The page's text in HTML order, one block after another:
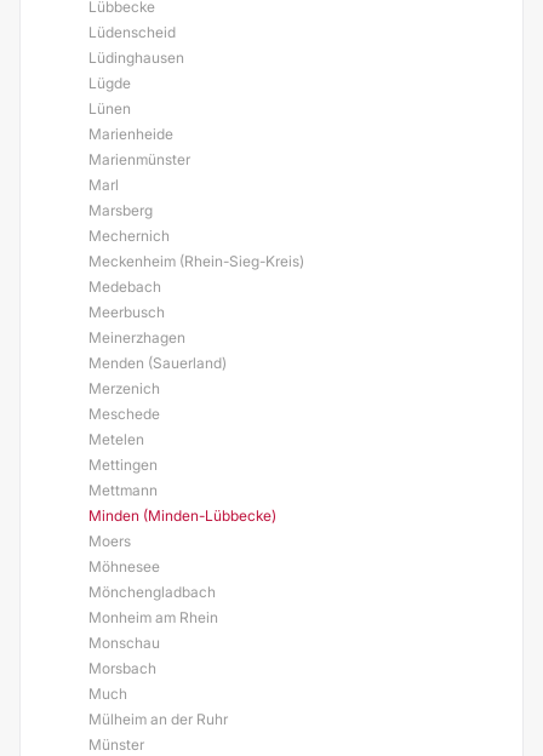
Lübbecke
Lüdenscheid
Lüdinghausen
Lügde
Lünen
Marienheide
Marienmünster
Marl
Marsberg
Mechernich
Meckenheim (Rhein-Sieg-Kreis)
Medebach
Meerbusch
Meinerzhagen
Menden (Sauerland)
Merzenich
Meschede
Metelen
Mettingen
Mettmann
Minden (Minden-Lübbecke)
Moers
Möhnesee
Mönchengladbach
Monheim am Rhein
Monschau
Morsbach
Much
Mülheim an der Ruhr
Münster